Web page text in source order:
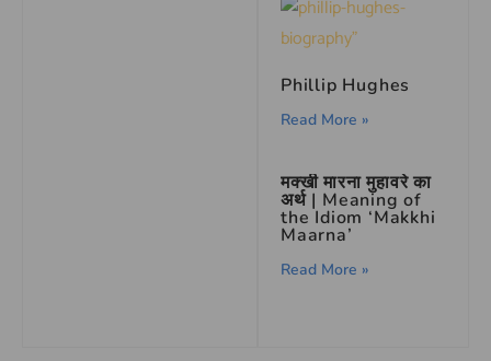
Phillip Hughes
Read More »
मक्खी मारना मुहावरे का
अर्थ | Meaning of
the Idiom ‘Makkhi
Maarna’
Read More »